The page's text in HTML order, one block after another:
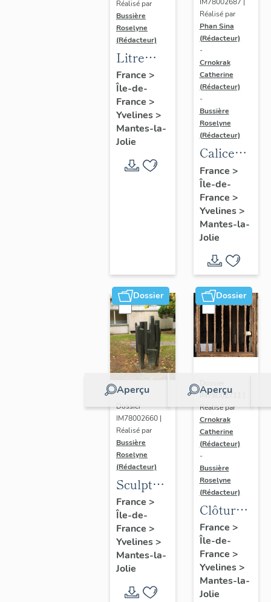
Réalisé par
Bussière
Roselyne
(Rédacteur)
Litre
funéraire
du
prince
de Conti
France >
Île-de-
France >
Yvelines>
Mantes-la-
Jolie
Réalisé par
Phan Sina
(Rédacteur)
-
Crnokrak
Catherine
(Rédacteur)
-
Bussière
Roselyne
(Rédacteur)
Calice
n°2 et sa
patène
France >
Île-de-
France >
Yvelines>
Mantes-la-
Jolie
Dossier
Aperçu
Dossier
IM78002660 |
Réalisé par
Bussière
Roselyne
(Rédacteur)
Sculpture
: la
Ronde
France >
Île-de-
France >
Yvelines>
Mantes-la-
Jolie
Dossier
Aperçu
IM78002711 |
Réalisé par
Crnokrak
Catherine
(Rédacteur)
-
Bussière
Roselyne
(Rédacteur)
Clôture
de
chœur
France >
Île-de-
France >
Yvelines>
Mantes-la-
Jolie